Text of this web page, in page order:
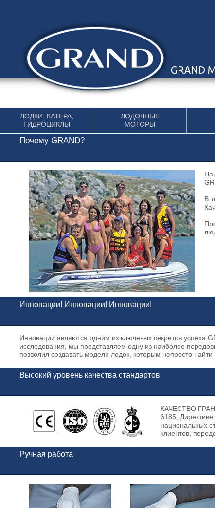
ЛОДКИ, КАТЕРА,
ГИДРОЦИКЛЫ
ЛОДОЧНЫЕ
МОТОРЫ
Почему GRAND?
В
Инновации! Инновации! Инновации!
Инновации являются одним из ключевых секретов успеха
исследования, мы представляем одну из наиболее
позволил создавать модели лодок, которым непросто
Высокий уровень качества стандартов
КАЧЕСТВО
6185,
национальных
клиентов,
Ручная работа